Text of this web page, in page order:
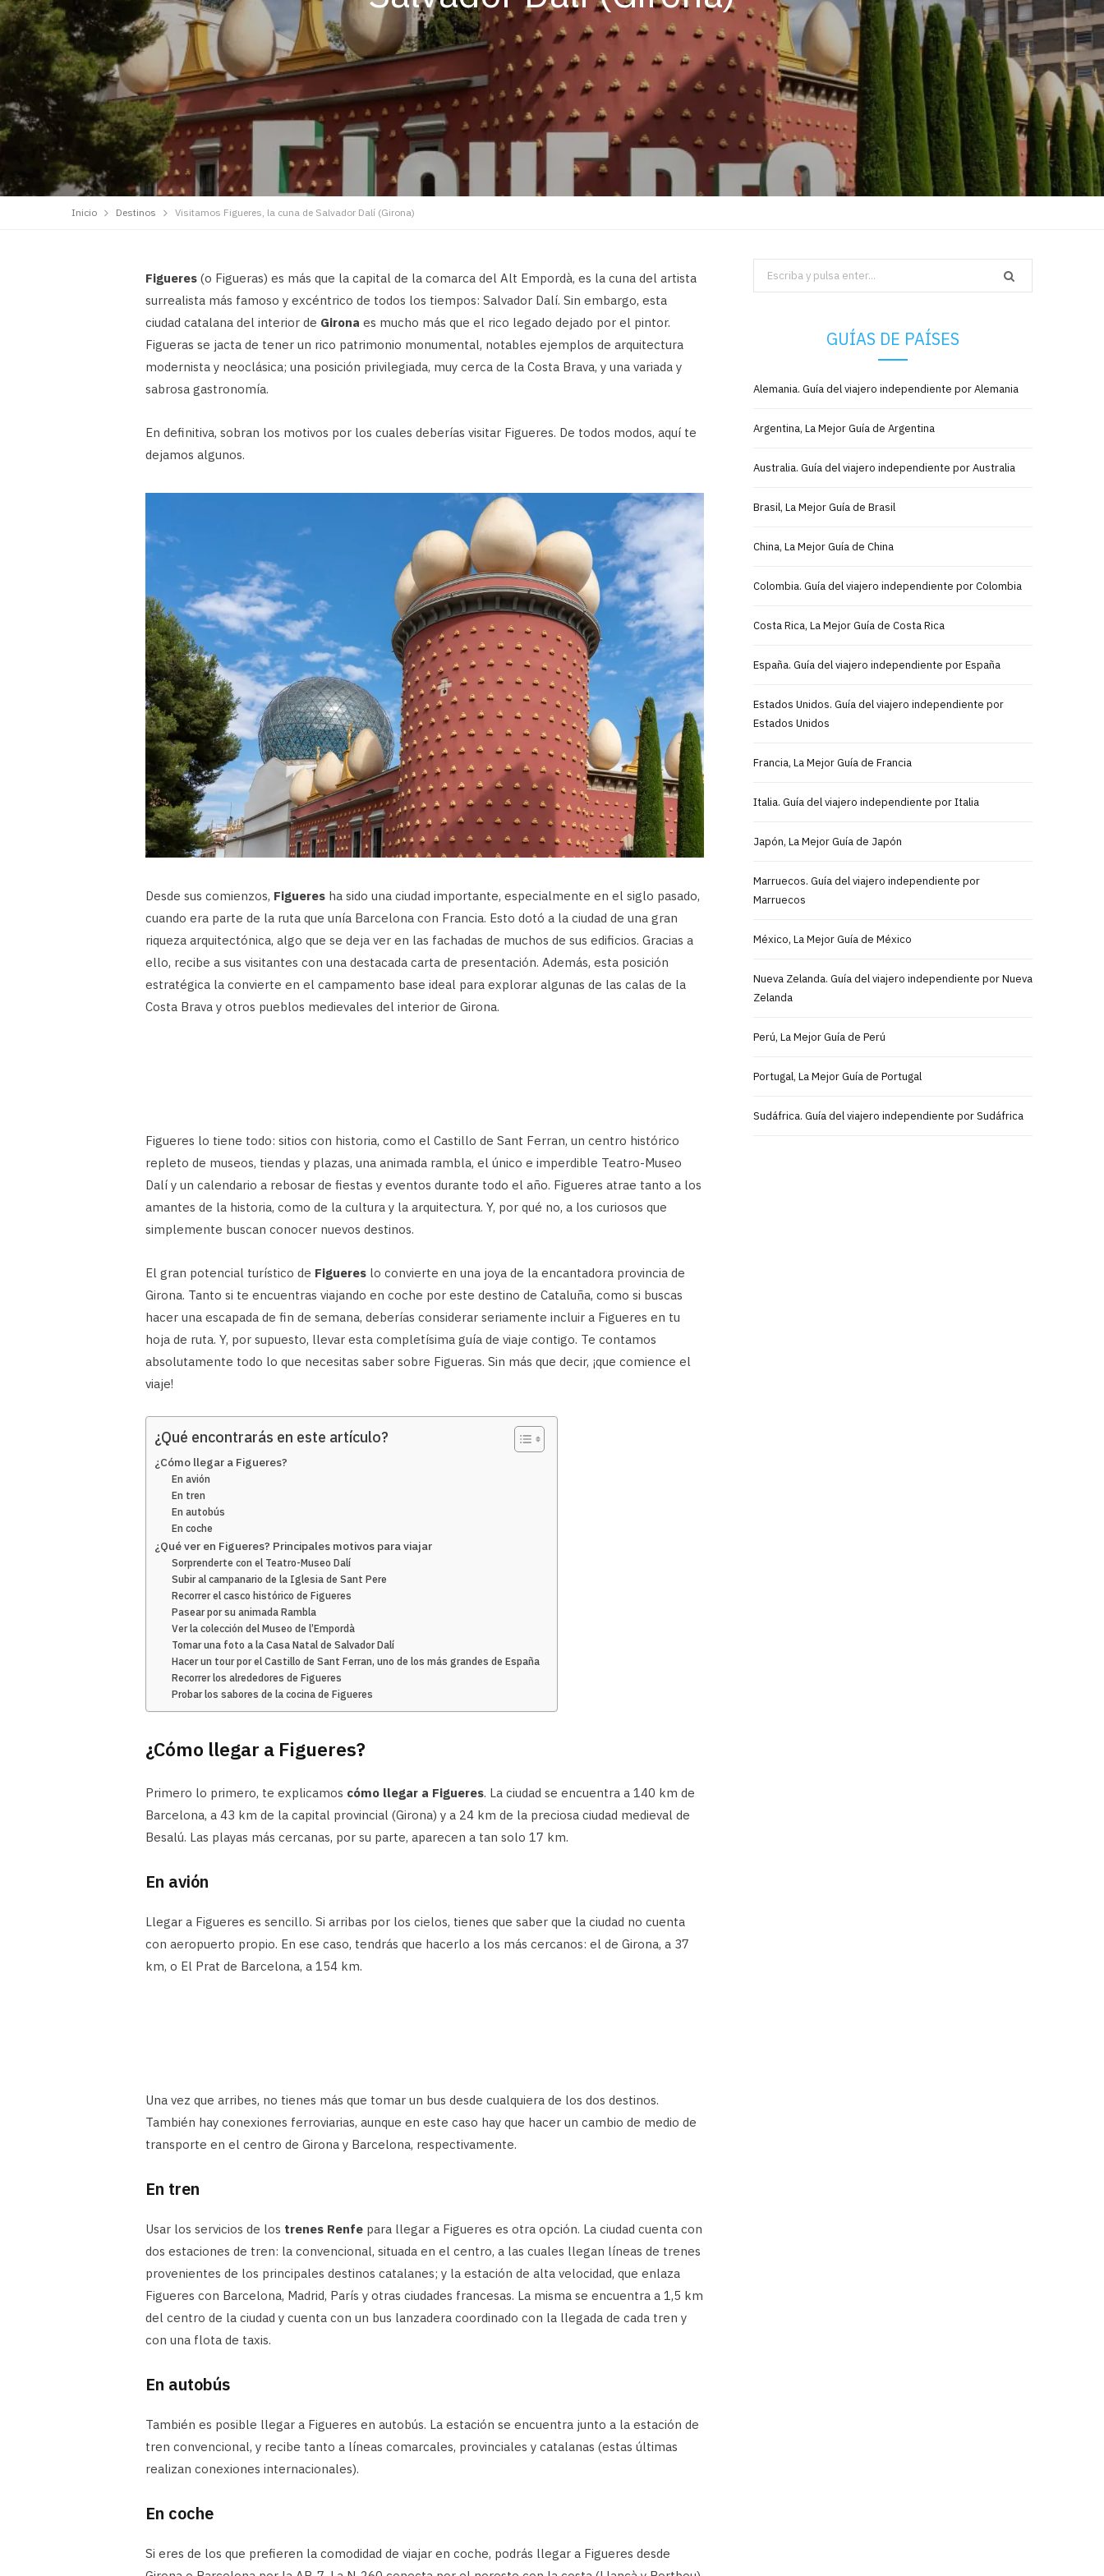
Inicio Destinos Visitamos Figueres, la cuna de Salvador Dalí (Girona)
Figueres (o Figueras) es más que la capital de la comarca del Alt Empordà, es la cuna del artista
surrealista más famoso y excéntrico de todos los tiempos: Salvador Dalí. Sin embargo, esta
ciudad catalana del interior de Girona es mucho más que el rico legado dejado por el pintor.
Figueras se jacta de tener un rico patrimonio monumental, notables ejemplos de arquitectura
modernista y neoclásica; una posición privilegiada, muy cerca de la Costa Brava, y una variada y
sabrosa gastronomía.
En definitiva, sobran los motivos por los cuales deberías visitar Figueres. De todos modos, aquí te
dejamos algunos.
Desde sus comienzos, Figueres ha sido una ciudad importante, especialmente en el siglo pasado,
cuando era parte de la ruta que unía Barcelona con Francia. Esto dotó a la ciudad de una gran
riqueza arquitectónica, algo que se deja ver en las fachadas de muchos de sus edificios. Gracias a
ello, recibe a sus visitantes con una destacada carta de presentación. Además, esta posición
estratégica la convierte en el campamento base ideal para explorar algunas de las calas de la
Costa Brava y otros pueblos medievales del interior de Girona.
Figueres lo tiene todo: sitios con historia, como el Castillo de Sant Ferran, un centro histórico
repleto de museos, tiendas y plazas, una animada rambla, el único e imperdible Teatro-Museo
Dalí y un calendario a rebosar de fiestas y eventos durante todo el año. Figueres atrae tanto a los
amantes de la historia, como de la cultura y la arquitectura. Y, por qué no, a los curiosos que
simplemente buscan conocer nuevos destinos.
El gran potencial turístico de Figueres lo convierte en una joya de la encantadora provincia de
Girona. Tanto si te encuentras viajando en coche por este destino de Cataluña, como si buscas
hacer una escapada de fin de semana, deberías considerar seriamente incluir a Figueres en tu
hoja de ruta. Y, por supuesto, llevar esta completísima guía de viaje contigo. Te contamos
absolutamente todo lo que necesitas saber sobre Figueras. Sin más que decir, ¡que comience el
viaje!
¿Qué encontrarás en este artículo?
¿Cómo llegar a Figueres?
En avión
En tren
En autobús
En coche
¿Qué ver en Figueres? Principales motivos para viajar
Sorprenderte con el Teatro-Museo Dalí
Subir al campanario de la Iglesia de Sant Pere
Recorrer el casco histórico de Figueres
Pasear por su animada Rambla
Ver la colección del Museo de l’Empordà
Tomar una foto a la Casa Natal de Salvador Dalí
Hacer un tour por el Castillo de Sant Ferran, uno de los más grandes de España
Recorrer los alrededores de Figueres
Probar los sabores de la cocina de Figueres
¿Cómo llegar a Figueres?
Primero lo primero, te explicamos cómo llegar a Figueres. La ciudad se encuentra a 140 km de
Barcelona, a 43 km de la capital provincial (Girona) y a 24 km de la preciosa ciudad medieval de
Besalú. Las playas más cercanas, por su parte, aparecen a tan solo 17 km.
En avión
Llegar a Figueres es sencillo. Si arribas por los cielos, tienes que saber que la ciudad no cuenta
con aeropuerto propio. En ese caso, tendrás que hacerlo a los más cercanos: el de Girona, a 37
km, o El Prat de Barcelona, a 154 km.
Una vez que arribes, no tienes más que tomar un bus desde cualquiera de los dos destinos.
También hay conexiones ferroviarias, aunque en este caso hay que hacer un cambio de medio de
transporte en el centro de Girona y Barcelona, respectivamente.
En tren
Usar los servicios de los trenes Renfe para llegar a Figueres es otra opción. La ciudad cuenta con
dos estaciones de tren: la convencional, situada en el centro, a las cuales llegan líneas de trenes
provenientes de los principales destinos catalanes; y la estación de alta velocidad, que enlaza
Figueres con Barcelona, Madrid, París y otras ciudades francesas. La misma se encuentra a 1,5 km
del centro de la ciudad y cuenta con un bus lanzadera coordinado con la llegada de cada tren y
con una flota de taxis.
En autobús
También es posible llegar a Figueres en autobús. La estación se encuentra junto a la estación de
tren convencional, y recibe tanto a líneas comarcales, provinciales y catalanas (estas últimas
realizan conexiones internacionales).
En coche
Si eres de los que prefieren la comodidad de viajar en coche, podrás llegar a Figueres desde
Search
for:
GUÍAS DE PAÍSES
Alemania. Guía del viajero independiente por Alemania
Argentina, La Mejor Guía de Argentina
Australia. Guía del viajero independiente por Australia
Brasil, La Mejor Guía de Brasil
China, La Mejor Guía de China
Colombia. Guía del viajero independiente por Colombia
Costa Rica, La Mejor Guía de Costa Rica
España. Guía del viajero independiente por España
Estados Unidos. Guía del viajero independiente por
Estados Unidos
Francia, La Mejor Guía de Francia
Italia. Guía del viajero independiente por Italia
Japón, La Mejor Guía de Japón
Marruecos. Guía del viajero independiente por
Marruecos
México, La Mejor Guía de México
Nueva Zelanda. Guía del viajero independiente por Nueva
Zelanda
Perú, La Mejor Guía de Perú
Portugal, La Mejor Guía de Portugal
Sudáfrica. Guía del viajero independiente por Sudáfrica